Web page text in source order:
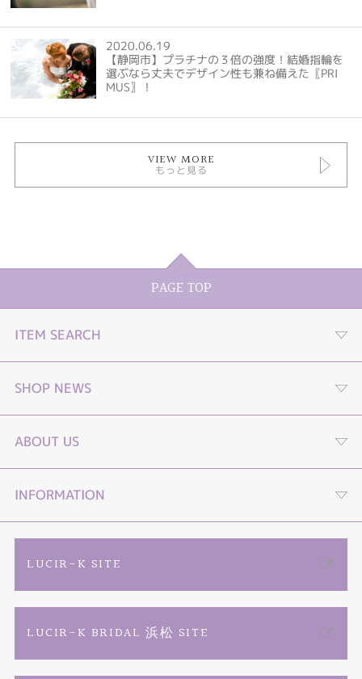
2020.06.19
【静岡市】プラチナの３倍の強度！結婚指輪を
選ぶなら丈夫でデザイン性も兼ね備えた〖PRI
MUS〗！
VIEW MORE
もっと見る
PAGE TOP
ITEM SEARCH
婚約指輪
結婚指輪
セットリング
エタニティーリング
婚約ネックレス
SHOP NEWS
プロポーズストーリームービー
プロポーズLP
オンライン接客
動画コンテンツ
ABOUT US
４つの選べる購入プラン
店舗情報・会社概要
INFORMATION
LUCIR-K SITE
LUCIR-K BRIDAL 浜松 SITE